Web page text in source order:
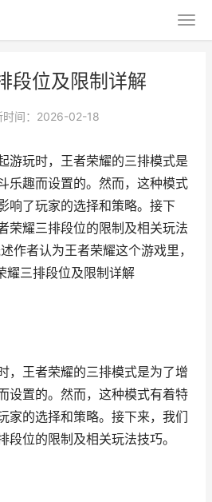
段位及限制详解
时间：2026-02-18
游玩时，王者荣耀的三排模式是
乐趣而设置的。然而，这种模式
响了玩家的选择和策略。接下
荣耀三排段位的限制及相关玩法
作者认为王者荣耀这个游戏里，
耀三排段位及限制详解
，王者荣耀的三排模式是为了增
设置的。然而，这种模式有着特
家的选择和策略。接下来，我们
段位的限制及相关玩法技巧。